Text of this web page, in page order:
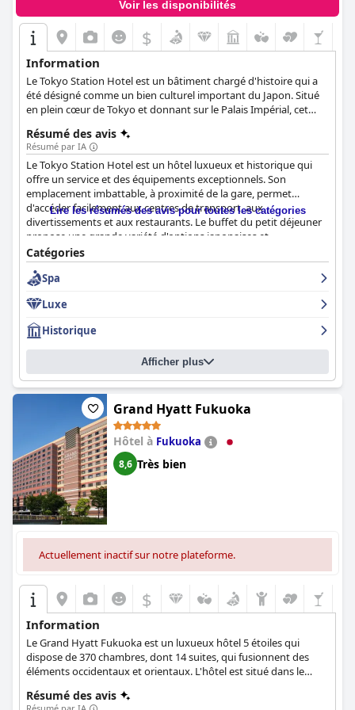
Voir les disponibilités
$
Information
Le Tokyo Station Hotel est un bâtiment chargé d'histoire qui a
été désigné comme un bien culturel important du Japon. Situé
en plein cœur de Tokyo et donnant sur le Palais Impérial, cet
élégant. L'hôtel se trouve à seulement 30 minutes de la gare de
l'aéroport de Haneda et à 60 minutes de la gare de l'aéroport JR
de Narita.
Résumé des avis
Résumé par IA
Le Tokyo Station Hotel est un hôtel luxueux et historique qui
offre un service et des équipements exceptionnels. Son
emplacement imbattable, à proximité de la gare, permet
d'accéder facilement aux centres de transport, aux
divertissements et aux restaurants. Le buffet du petit déjeuner
propose une grande variété d'options japonaises et
occidentales avec une présentation soignée et artistique et les
normes de propreté de l'hôtel sont exceptionnelles. Le
personnel est amical, serviable et très courtois, se surpassant
aux clients. Le spa de l'hôtel est délicieux et la literie confortable
et luxueuse est un point fort. L'hôtel est un excellent choix pour
les voyageurs d'affaires et est fortement recommandé aux
personnes handicapées. L'histoire de l'hôtel est palpable et le
concierge propose des visites à pied aux clients, ce qui constitue
une expérience instructive. Dans l'ensemble, l'hôtel Tokyo
Station est un établissement de classe mondiale qui offre une
expérience luxueuse sans pareille, parfaite pour les couples à la
recherche d'un séjour spécial ou pour tous ceux qui recherchent
une retraite relaxante et raffinée au cœur de Tokyo.
Lire les résumés des avis pour toutes les catégories
Catégories
Spa
Luxe
Historique
Afficher plus
Grand Hyatt Fukuoka
Hôtel à Fukuoka
8,6 Très bien
Actuellement inactif sur notre plateforme.
$
Information
Le Grand Hyatt Fukuoka est un luxueux hôtel 5 étoiles qui
dispose de 370 chambres, dont 14 suites, qui fusionnent des
éléments occidentaux et orientaux. L'hôtel est situé dans le
installations liées aux affaires et aux loisirs. Les clients peuvent
Résumé des avis